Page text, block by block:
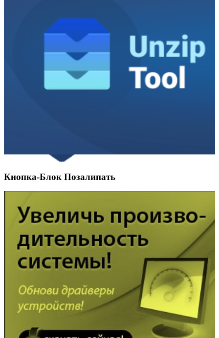
Кнопка-Блок Позалипать